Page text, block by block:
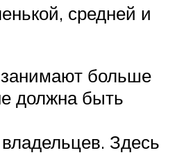
средней и
больше
должна быть
Здесь